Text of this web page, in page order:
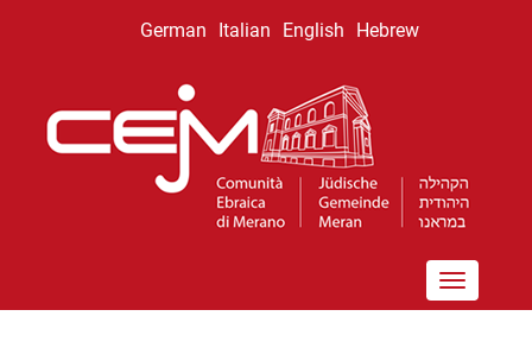
German Italian English Hebrew
Toggle
navigation